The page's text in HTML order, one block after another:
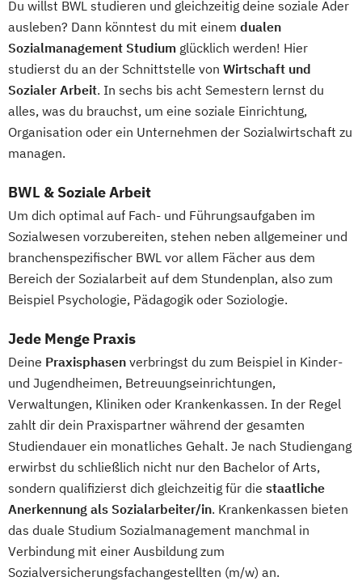
BWL | Wirtschaftsprüfung
Soziale Arbeit & Management
Soziale Arbeit & Management & Coaching
Management in der Gefahrenabwehr
Marketing & Digitale Medien
Maschinenbau & Digitale Technologien
Medical Care
Personalmanagement
Psychologie & Künstliche Intelligenz
Real Estate Management Soziale Arbeit
Steuerrecht Wirtschaftsinformatik
Wirtschaftsingenieurwesen
Wirtschaftspsychologie Wirtschaftsrecht
Wirtschaftsrecht Vertiefung Notariat
Du willst BWL studieren und gleichzeitig deine soziale Ader
ausleben? Dann könntest du mit einem dualen
Sozialmanagement Studium glücklich werden! Hier
studierst du an der Schnittstelle von Wirtschaft und
Sozialer Arbeit. In sechs bis acht Semestern lernst du
alles, was du brauchst, um eine soziale Einrichtung,
Organisation oder ein Unternehmen der Sozialwirtschaft zu
managen.
BWL & Soziale Arbeit
Um dich optimal auf Fach- und Führungsaufgaben im
Sozialwesen vorzubereiten, stehen neben allgemeiner und
branchenspezifischer BWL vor allem Fächer aus dem
Bereich der Sozialarbeit auf dem Stundenplan, also zum
Beispiel Psychologie, Pädagogik oder Soziologie.
Jede Menge Praxis
Deine Praxisphasen verbringst du zum Beispiel in Kinder-
und Jugendheimen, Betreuungseinrichtungen,
Verwaltungen, Kliniken oder Krankenkassen. In der Regel
zahlt dir dein Praxispartner während der gesamten
Studiendauer ein monatliches Gehalt. Je nach Studiengang
erwirbst du schließlich nicht nur den Bachelor of Arts,
sondern qualifizierst dich gleichzeitig für die staatliche
Anerkennung als Sozialarbeiter/in. Krankenkassen bieten
das duale Studium Sozialmanagement manchmal in
Verbindung mit einer Ausbildung zum
Sozialversicherungsfachangestellten (m/w) an.